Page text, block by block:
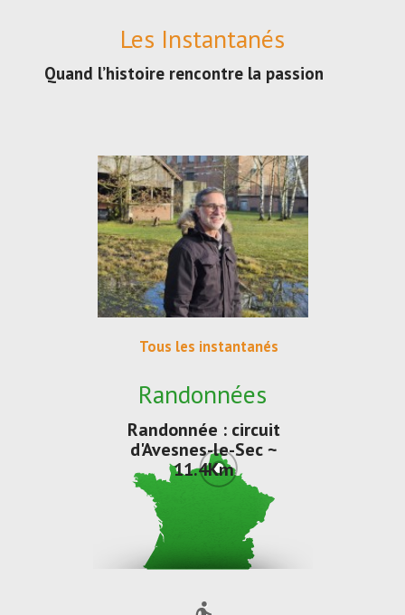
Les Instantanés
Quand l’histoire rencontre la passion
Tous les instantanés
Randonnées
Randonnée : circuit
d'Avesnes-le-Sec ~
11.4Km